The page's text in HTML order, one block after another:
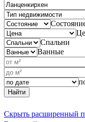
Спальни
Ванные
Найти
Скрыть расширенный